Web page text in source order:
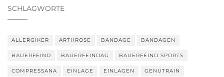
SCHLAGWORTE
ALLERGIKER ARTHROSE BANDAGE BANDAGEN
BAUERFEIND BAUERFEINDAG BAUERFEIND SPORTS
COMPRESSANA EINLAGE EINLAGEN GENUTRAIN